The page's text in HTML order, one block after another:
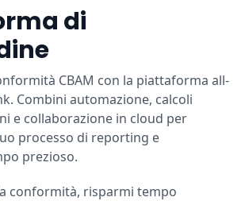
di
CBAM con la piattaforma all-
Combini automazione, calcoli
e collaborazione in cloud per
processo di reporting e
prezioso.
conformità, risparmi tempo